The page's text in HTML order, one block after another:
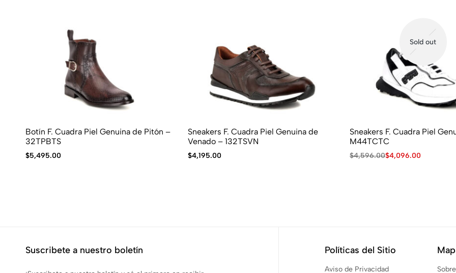
Botín F. Cuadra Piel Genuina de Pitón –
32TPBTS
$5,495.00
Sneakers F. Cuadra Piel Genuina de
Venado – 132TSVN
$4,195.00
Sold out
Sneakers F. Cuadra Piel Genuina –
M44TCTC
$4,596.00$4,096.00
Suscribete a nuestro boletín Políticas del Sitio
Aviso de Privacidad